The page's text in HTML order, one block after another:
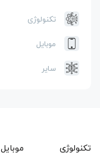
28ºcتکنولوژی
موبایل
سایر
تکنولوژی موبایل